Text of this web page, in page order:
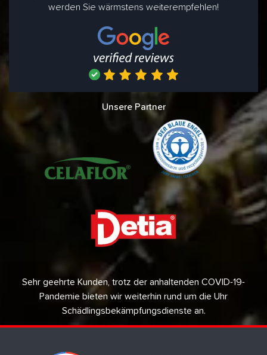
werden Sie wärmstens weiterempfehlen!
Unsere Partner
Sehr geehrte Kunden, trotz der anhaltenden COVID-19-
Pandemie bieten wir weiterhin rund um die Uhr
Schädlingsbekämpfungsdienste an.